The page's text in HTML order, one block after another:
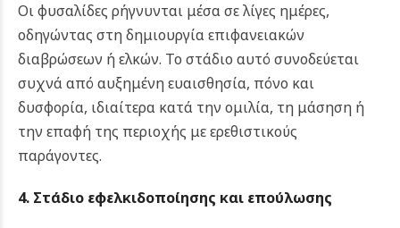
Οι φυσαλίδες ρήγνυνται μέσα σε λίγες ημέρες,
οδηγώντας στη δημιουργία επιφανειακών
διαβρώσεων ή ελκών. Το στάδιο αυτό συνοδεύεται
συχνά από αυξημένη ευαισθησία, πόνο και
δυσφορία, ιδιαίτερα κατά την ομιλία, τη μάσηση ή
την επαφή της περιοχής με ερεθιστικούς
παράγοντες.
4. Στάδιο εφελκιδοποίησης και επούλωσης